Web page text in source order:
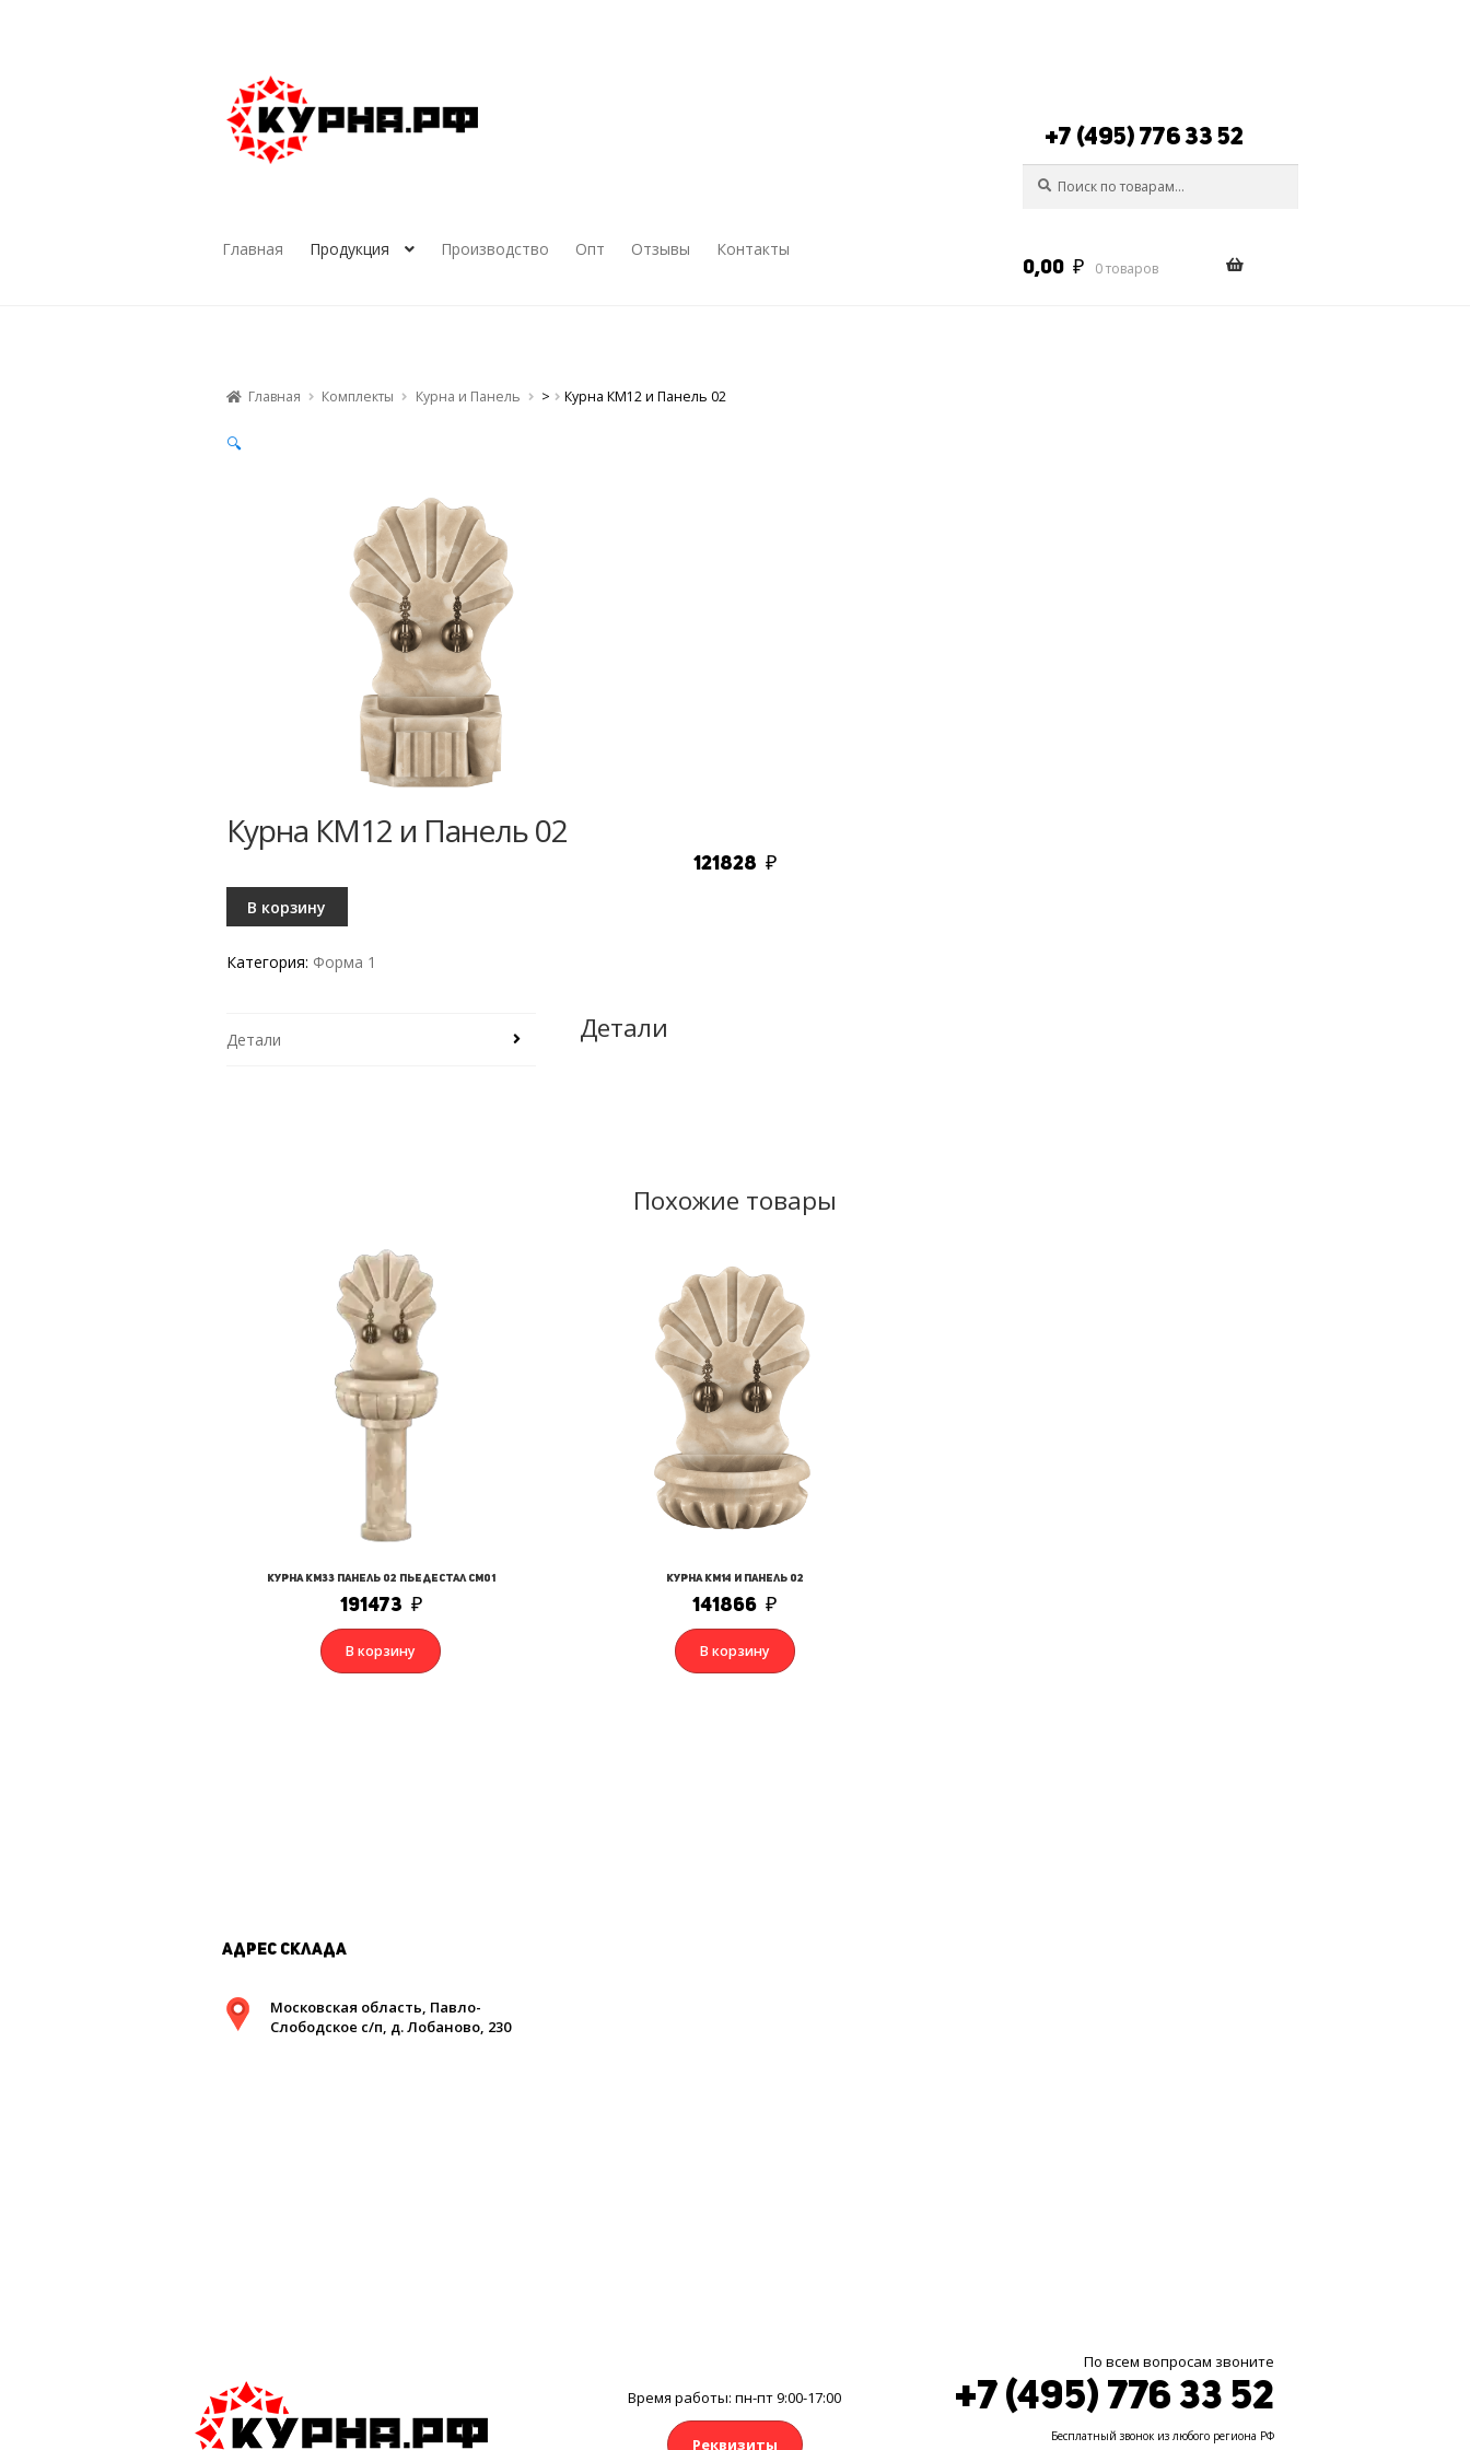
Перейти
к
навигации
Перейти
к
содержимому
+7 (495) 776 33 52
Главная Продукция Производство Опт Отзывы Контакты
0,00 ₽ 0 товаров
Главная Комплекты Курна и Панель > Курна КМ12 и Панель 02
🔍
Курна КМ12 и Панель 02
121828 ₽
В корзину
Категория: Форма 1
Детали Детали
Похожие товары
Курна КМ33 Панель 02 Пьедестал СМ01
191473 ₽
В корзину
Курна КМ14 и Панель 02
141866 ₽
В корзину
Адрес склада
Московская область, Павло-
Слободское с/п, д. Лобаново, 230
Время работы: пн-пт 9:00-17:00
Реквизиты
По всем вопросам звоните
+7 (495) 776 33 52
Бесплатный звонок из любого региона РФ